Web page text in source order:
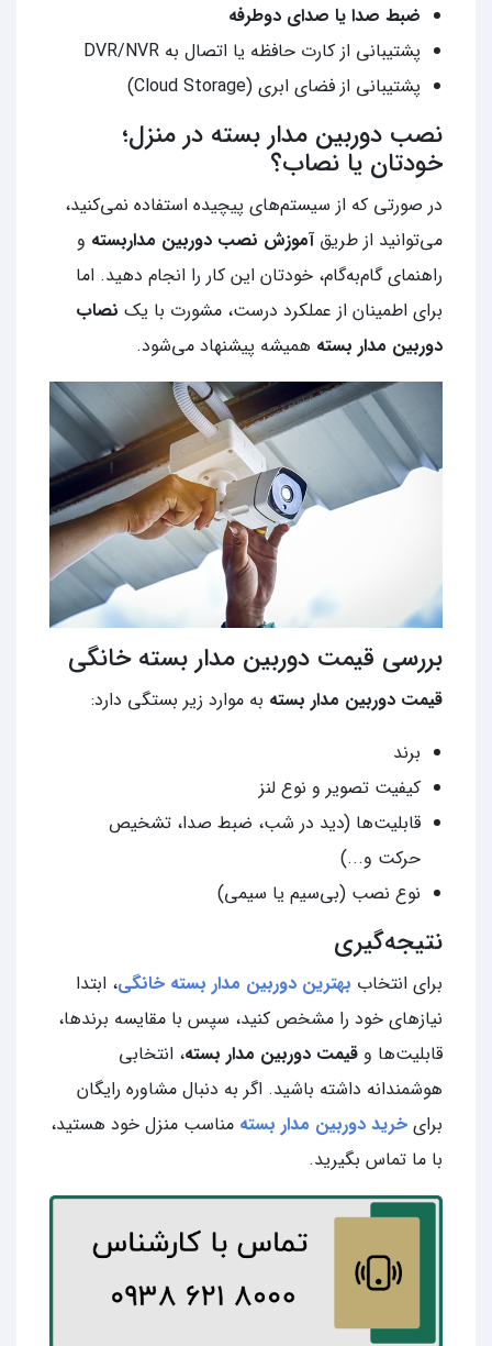
ضبط صدا یا صدای دوطرفه
پشتیبانی از کارت حافظه یا اتصال به DVR/NVR
پشتیبانی از فضای ابری (Cloud Storage)
نصب دوربین مدار بسته در منزل؛
خودتان یا نصاب؟
در صورتی که از سیستم‌های پیچیده استفاده نمی‌کنید،
می‌توانید از طریق آموزش نصب دوربین مداربسته و
راهنمای گام‌به‌گام، خودتان این کار را انجام دهید. اما
برای اطمینان از عملکرد درست، مشورت با یک نصاب
دوربین مدار بسته همیشه پیشنهاد می‌شود.
بررسی قیمت دوربین مدار بسته خانگی
قیمت دوربین مدار بسته به موارد زیر بستگی دارد:
برند
کیفیت تصویر و نوع لنز
قابلیت‌ها (دید در شب، ضبط صدا، تشخیص
حرکت و...)
نوع نصب (بی‌سیم یا سیمی)
نتیجه‌گیری
برای انتخاب بهترین دوربین مدار بسته خانگی، ابتدا
نیازهای خود را مشخص کنید، سپس با مقایسه برندها،
قابلیت‌ها و قیمت دوربین مدار بسته، انتخابی
هوشمندانه داشته باشید. اگر به دنبال مشاوره رایگان
برای خرید دوربین مدار بسته مناسب منزل خود هستید،
با ما تماس بگیرید.